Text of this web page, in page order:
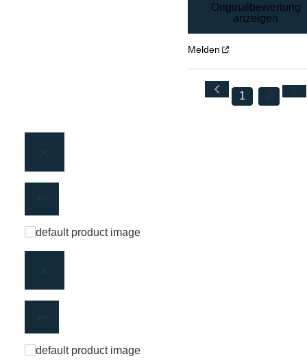
Originalbewertung
anzeigen
Melden
1 2